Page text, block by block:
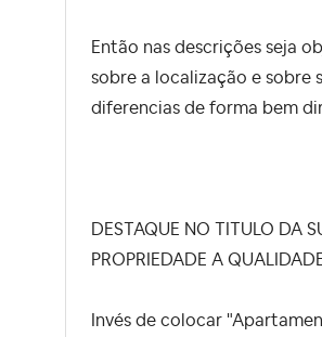
Então nas descrições seja
sobre a localização e sobre
diferencias de forma bem
DESTAQUE NO TITULO DA
PROPRIEDADE A
Invés de colocar